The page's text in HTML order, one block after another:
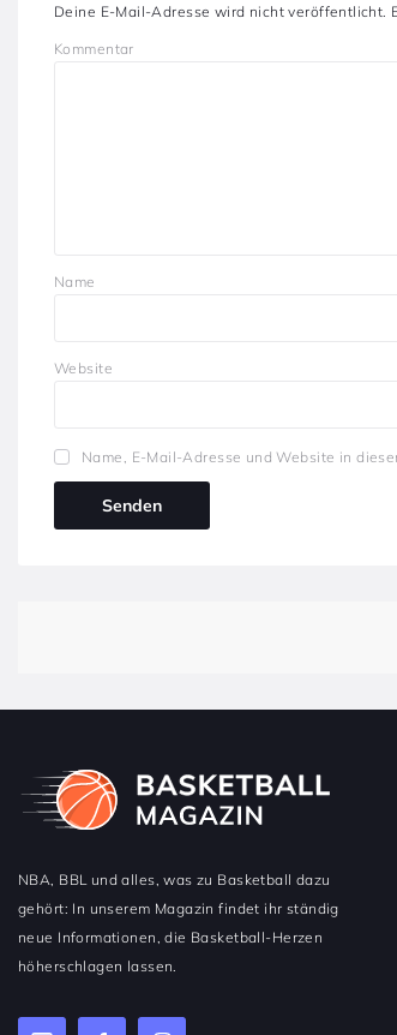
Deine E-Mail-Adresse wird nicht veröffentlicht.
Kommentar
Name
Website
Name, E-Mail-Adresse und Website in
NBA, BBL und alles, was zu Basketball dazu
gehört: In unserem Magazin findet ihr ständig
neue Informationen, die Basketball-Herzen
höherschlagen lassen.